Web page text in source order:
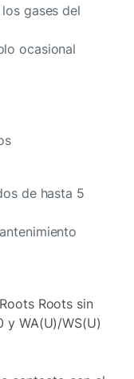
gases del
ocasional
de hasta 5
Roots sin
y WA(U)/WS(U)